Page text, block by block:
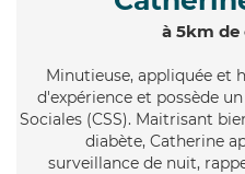
à 5km de
Minutieuse, appliquée et
d'expérience et possède
Sociales (CSS). Maitrisant
diabète, Catherine
surveillance de nuit,